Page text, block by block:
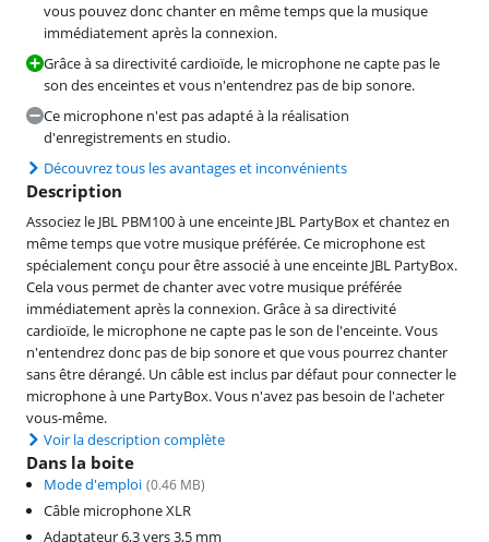
vous pouvez donc chanter en même temps que la musique
immédiatement après la connexion.
Grâce à sa directivité cardioïde, le microphone ne capte pas le
son des enceintes et vous n'entendrez pas de bip sonore.
Ce microphone n'est pas adapté à la réalisation
d'enregistrements en studio.
Découvrez tous les avantages et inconvénients
Description
Associez le JBL PBM100 à une enceinte JBL PartyBox et chantez en
même temps que votre musique préférée. Ce microphone est
spécialement conçu pour être associé à une enceinte JBL PartyBox.
Cela vous permet de chanter avec votre musique préférée
immédiatement après la connexion. Grâce à sa directivité
cardioïde, le microphone ne capte pas le son de l'enceinte. Vous
n'entendrez donc pas de bip sonore et que vous pourrez chanter
sans être dérangé. Un câble est inclus par défaut pour connecter le
microphone à une PartyBox. Vous n'avez pas besoin de l'acheter
vous-même.
Voir la description complète
Dans la boite
Mode d'emploi (0.46 MB)
Câble microphone XLR
Adaptateur 6,3 vers 3,5 mm